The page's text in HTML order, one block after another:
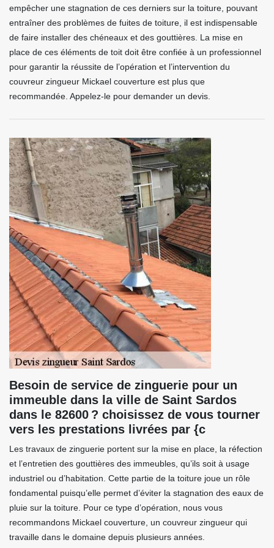
empêcher une stagnation de ces derniers sur la toiture, pouvant
entraîner des problèmes de fuites de toiture, il est indispensable
de faire installer des chéneaux et des gouttières. La mise en
place de ces éléments de toit doit être confiée à un professionnel
pour garantir la réussite de l’opération et l’intervention du
couvreur zingueur Mickael couverture est plus que
recommandée. Appelez-le pour demander un devis.
Besoin de service de zinguerie pour un
immeuble dans la ville de Saint Sardos
dans le 82600 ? choisissez de vous tourner
vers les prestations livrées par {c
Les travaux de zinguerie portent sur la mise en place, la réfection
et l’entretien des gouttières des immeubles, qu’ils soit à usage
industriel ou d’habitation. Cette partie de la toiture joue un rôle
fondamental puisqu’elle permet d’éviter la stagnation des eaux de
pluie sur la toiture. Pour ce type d’opération, nous vous
recommandons Mickael couverture, un couvreur zingueur qui
travaille dans le domaine depuis plusieurs années.